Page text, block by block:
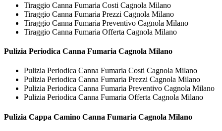
Tiraggio Canna Fumaria Costi Cagnola Milano
Tiraggio Canna Fumaria Prezzi Cagnola Milano
Tiraggio Canna Fumaria Preventivo Cagnola Milano
Tiraggio Canna Fumaria Offerta Cagnola Milano
Pulizia Periodica Canna Fumaria Cagnola Milano
Pulizia Periodica Canna Fumaria Costi Cagnola Milano
Pulizia Periodica Canna Fumaria Prezzi Cagnola Milano
Pulizia Periodica Canna Fumaria Preventivo Cagnola Milano
Pulizia Periodica Canna Fumaria Offerta Cagnola Milano
Pulizia Cappa Camino Canna Fumaria Cagnola Milano